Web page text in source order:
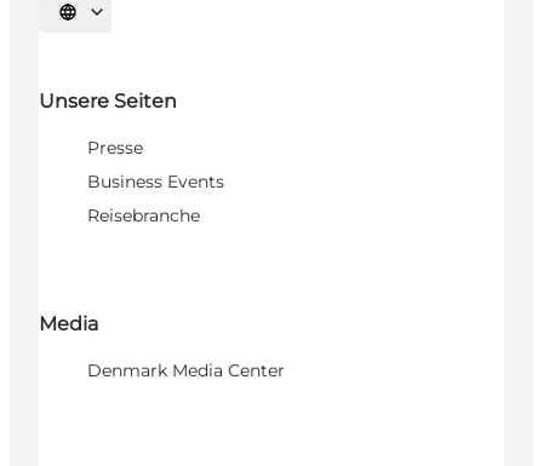
Sprache auswählen
Unsere Seiten
Presse
Business Events
Reisebranche
Media
Denmark Media Center